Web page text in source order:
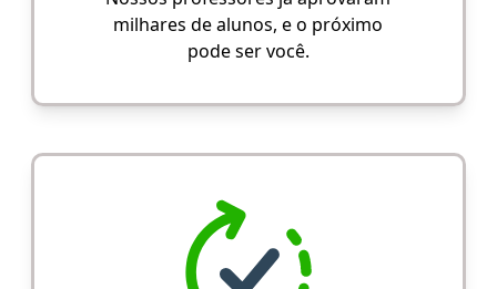
milhares de alunos, e o próximo
pode ser você.